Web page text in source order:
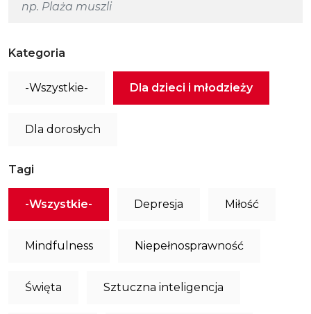
Kategoria
-Wszystkie- Dla dzieci i młodzieży
Dla dorosłych
Tagi
-Wszystkie- Depresja Miłość
Mindfulness Niepełnosprawność
Święta Sztuczna inteligencja